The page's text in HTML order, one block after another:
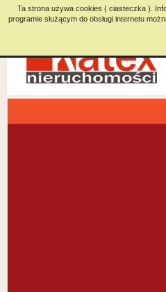
Ta strona używa cookies ( ciasteczka ).
programie służącym do obsługi internetu